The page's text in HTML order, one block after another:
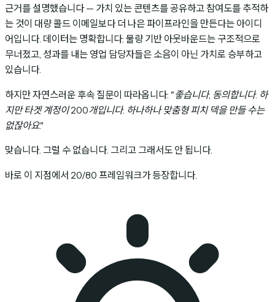
근거를 설명했습니다 — 가치 있는 콘텐츠를 공유하고 참여도를 추적하
는 것이 대량 콜드 이메일보다 더 나은 파이프라인을 만든다는 아이디
어입니다. 데이터는 명확합니다: 물량 기반 아웃바운드는 구조적으로
무너졌고, 성과를 내는 영업 담당자들은 소음이 아닌 가치로 승부하고
있습니다.
하지만 자연스러운 후속 질문이 따라옵니다: "좋습니다, 동의합니다. 하
지만 타겟 계정이 200개입니다. 하나하나 맞춤형 피치 덱을 만들 수는
없잖아요."
맞습니다. 그럴 수 없습니다. 그리고 그래서도 안 됩니다.
바로 이 지점에서 20/80 프레임워크가 등장합니다.